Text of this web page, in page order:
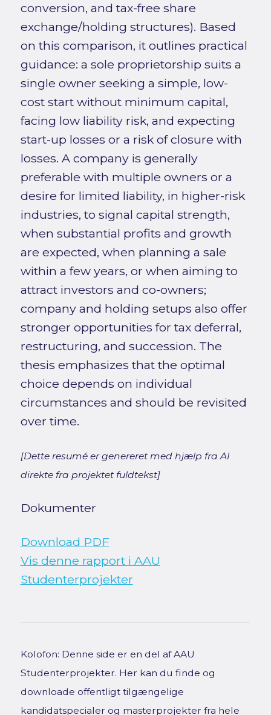
conversion, and tax-free share
exchange/holding structures). Based
on this comparison, it outlines practical
guidance: a sole proprietorship suits a
single owner seeking a simple, low-
cost start without minimum capital,
facing low liability risk, and expecting
start-up losses or a risk of closure with
losses. A company is generally
preferable with multiple owners or a
desire for limited liability, in higher-risk
industries, to signal capital strength,
when substantial profits and growth
are expected, when planning a sale
within a few years, or when aiming to
attract investors and co-owners;
company and holding setups also offer
stronger opportunities for tax deferral,
restructuring, and succession. The
thesis emphasizes that the optimal
choice depends on individual
circumstances and should be revisited
over time.
[Dette resumé er genereret med hjælp fra AI
direkte fra projektet fuldtekst]
Dokumenter
Download PDF
Vis denne rapport i AAU
Studenterprojekter
Kolofon: Denne side er en del af AAU
Studenterprojekter. Her kan du finde og
downloade offentligt tilgængelige
kandidatspecialer og masterprojekter fra hele